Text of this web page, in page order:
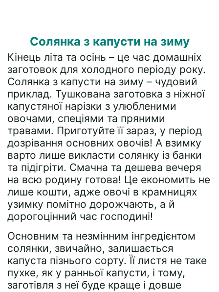
Солянка з капусти на зиму
Кінець літа та осінь – це час домашніх
заготовок для холодного періоду року.
Солянка з капусти на зиму – чудовий
приклад. Тушкована заготовка з ніжної
капустяної нарізки з улюбленими
овочами, спеціями та пряними
травами. Приготуйте її зараз, у період
дозрівання основних овочів! А взимку
варто лише викласти солянку із банки
та підігріти. Смачна та дешева вечеря
на всю родину готова! Це економить не
лише кошти, адже овочі в крамницях
узимку помітно дорожчають, а й
дорогоцінний час господині!
Основним та незмінним інгредієнтом
солянки, звичайно, залишається
капуста пізнього сорту. Її листя не таке
пухке, як у ранньої капусти, і тому,
заготівля з неї буде краще і довше